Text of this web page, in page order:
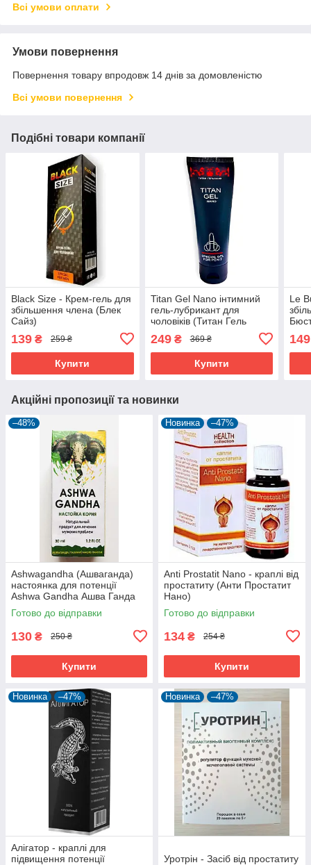
Всі умови оплати
Умови повернення
Повернення товару впродовж 14 днів за домовленістю
Всі умови повернення
Подібні товари компанії
Black Size - Крем-гель для
збільшення члена (Блек
Сайз)
139 ₴ 259 ₴
Купити
Titan Gel Nano інтимний
гель-лубрикант для
чоловіків (Титан Гель
249₴ 369 ₴
Купити
Le
149
Акційні пропозиції та новинки
–48%
Ashwagandha (Ашваганда)
настоянка для потенції
Ashwa Gandha Ашва Ганда
Готово до відправки
130 ₴ 250 ₴
Купити
Новинка –47%
Anti Prostatit Nano - краплі від
простатиту (Анти Простатит
Нано)
Готово до відправки
134 ₴ 254 ₴
Купити
Новинка –47%
Алігатор - краплі для
підвищення потенції
Новинка –47%
Уротрін - Засіб від простатиту